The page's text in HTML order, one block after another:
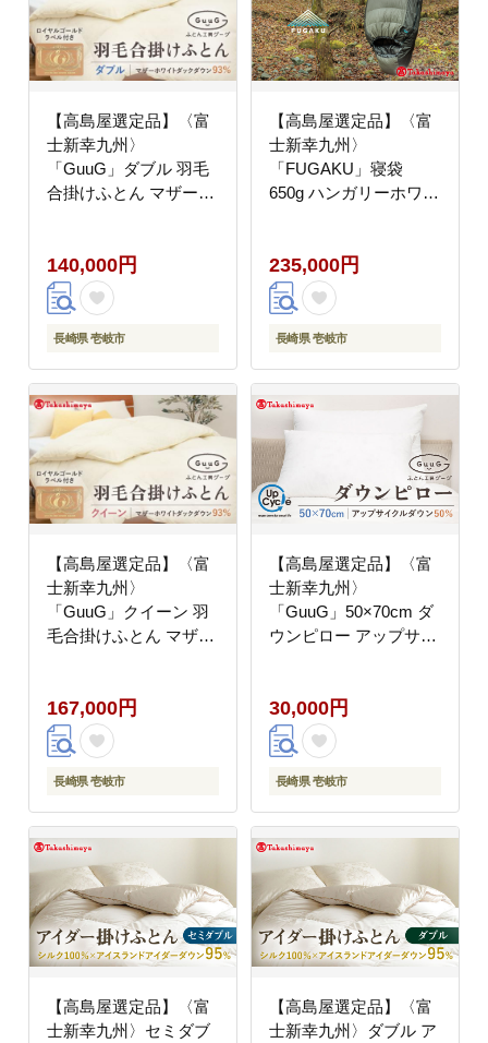
【高島屋選定品】〈富
士新幸九州〉
「GuuG」ダブル 羽毛
合掛けふとん マザーホ
布団 羽毛布団 合掛け
[JFJ040] 14万 100000
100000円 10万円
140,000円
長崎県 壱岐市
【高島屋選定品】〈富
士新幸九州〉
「FUGAKU」寝袋
650g ハンガリーホワイ
ク）《壱岐市》 キャン
プ アウトドア 寝具 羽
毛 [JFJ044] 200000
200000円 20万円
235,000円
長崎県 壱岐市
【高島屋選定品】〈富
士新幸九州〉
「GuuG」クイーン 羽
毛合掛けふとん マザー
布団 羽毛布団 合掛け
[JFJ041] 200000
200000円 20万円
167,000円
長崎県 壱岐市
【高島屋選定品】〈富
士新幸九州〉
「GuuG」50×70cm ダ
ウンピロー アップサイ
30000円 3万円
30,000円
長崎県 壱岐市
【高島屋選定品】〈富
士新幸九州〉セミダブ
【高島屋選定品】〈富
士新幸九州〉ダブル ア